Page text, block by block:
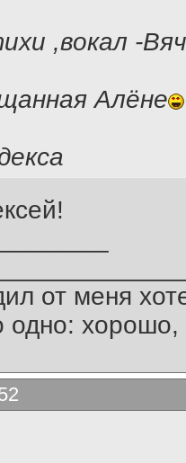
,вокал -
Алёне
от меня
одно: